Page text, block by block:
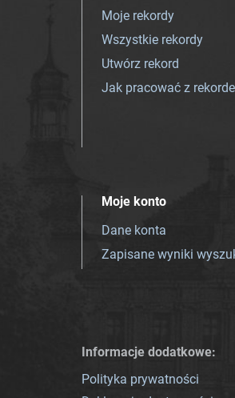
Moje rekordy
Wszystkie rekordy
Utwórz rekord
Jak pracować z
Moje konto
Dane konta
Zapisane wyniki
Informacje dodatkowe:
Polityka prywatności